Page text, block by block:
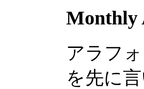
Monthly
アラフ
を先に